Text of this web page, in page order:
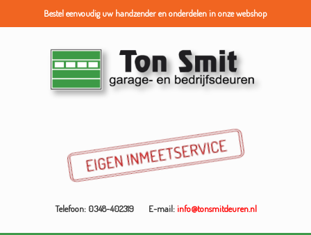
Bestel eenvoudig uw handzender en onderdelen in onze webshop
Telefoon: 0348-402319 E-mail:info@tonsmitdeuren.nl